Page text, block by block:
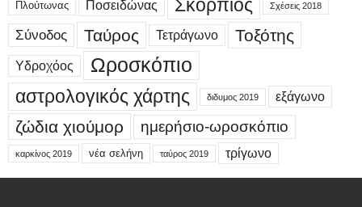
Πλούτωνας Ποσειδώνας Σκορπιός Σχέσεις 2018
Σύνοδος Ταύρος Τετράγωνο Τοξότης
Υδροχόος Ωροσκόπιο
αστρολογικός χάρτης διδυμος 2019 εξάγωνο
ζώδια χιούμορ ημερήσιο-ωροσκόπιο
καρκίνος 2019 νέα σελήνη ταύρος 2019 τρίγωνο